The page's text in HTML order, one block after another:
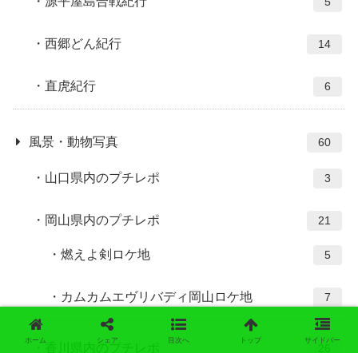
西郷どん紀行 14
直虎紀行 6
風景・動物写真 60
山口県内のプチレポ 3
岡山県内のプチレポ 21
燃えよ剣ロケ地 5
カムカムエヴリバディ岡山ロケ地 7
香川県内のプチレポ 26
ホーム シェア 目次へ トップ サイドバー